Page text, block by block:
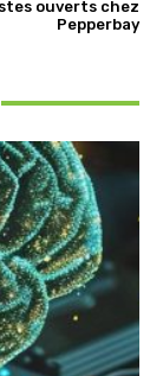
ouverts chez
Pepperbay